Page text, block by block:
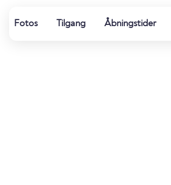
Fotos Tilgang Åbningstider